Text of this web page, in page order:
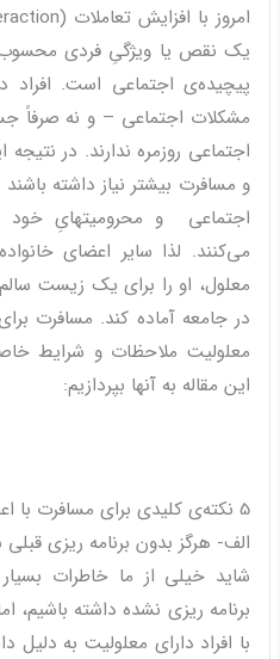
یک نقص یا ویژگیِ فردی
پیچیده‌ی اجتماعی است. افراد
مشکلات اجتماعی – و نه صرفاً
اجتماعی روزمره ندارند. در
و مسافرت بیشتر نیاز داشته
اجتماعی و محرومیتهایِ خود
می‌کنند. لذا سایر اعضای
معلول، او را برای یک زیست
در جامعه آماده کند. مسافرت
معلولیت ملاحظات و شرایط
این مقاله به آنها بپردازیم:
5 نکته‌ی کلیدی برای مسافرت با اعضای خانواده‌ی دارای معلولیت
الف- هرگز بدون برنامه ریزی قبلی
شاید خیلی از ما خاطرات
برنامه ریزی نشده داشته باشیم،
با افراد دارای معلولیت به